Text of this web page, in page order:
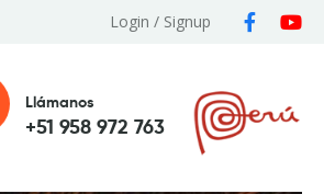
Login / Signup
Llámanos
+51 958 972 763